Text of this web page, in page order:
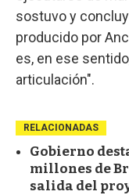
sostuvo y
producido por
es, en ese
articulación".
RELACIONADAS
Gobierno
millones de
salida del